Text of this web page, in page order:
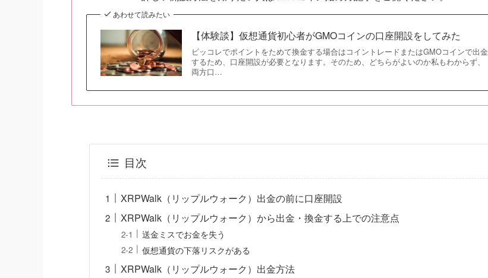
あわせて読みたい
【体験談】仮想通貨初心者がGMOコインの口座開設をしてみた
ビッコレでポイントをためて換金する場合はコイントレードまたはGMOコインで出金
するため、口座開設が必要となります。そのため、どちらがよいのか私もわからず、
両方口…
目次
XRPWalk（リップルウォーク）出金の前に口座開設
XRPWalk（リップルウォーク）から出金・換金する上での注意点
送金ミスでお金を失う
仮想通貨の下落リスクがある
XRPWalk（リップルウォーク）出金方法